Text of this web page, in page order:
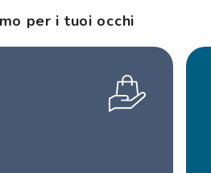
per i tuoi occhi